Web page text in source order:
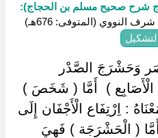
شرح صحيح مسلم بن الحجاج):
النووي (المتوفى: 676هـ)
وَحَشْرَجَ الصَّدْر
) ‏ ‏أَمَّا ( شَخَصَ )
: اِرْتِفَاع الْأَجْفَان إِلَى
( الْحَشْرَجَة ) فَهِيَ